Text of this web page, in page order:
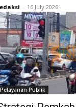
- 16 July 2026
Pelayanan Publik